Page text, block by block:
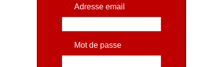
Adresse email
Mot de passe